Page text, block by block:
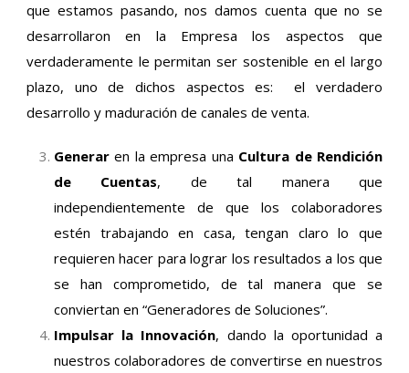
que estamos pasando, nos damos cuenta que no se
desarrollaron en la Empresa los aspectos que
verdaderamente le permitan ser sostenible en el largo
plazo, uno de dichos aspectos es: el verdadero
desarrollo y maduración de canales de venta.
Generar en la empresa una Cultura de Rendición
de Cuentas, de tal manera que
independientemente de que los colaboradores
estén trabajando en casa, tengan claro lo que
requieren hacer para lograr los resultados a los que
se han comprometido, de tal manera que se
conviertan en “Generadores de Soluciones”.
Impulsar la Innovación, dando la oportunidad a
nuestros colaboradores de convertirse en nuestros